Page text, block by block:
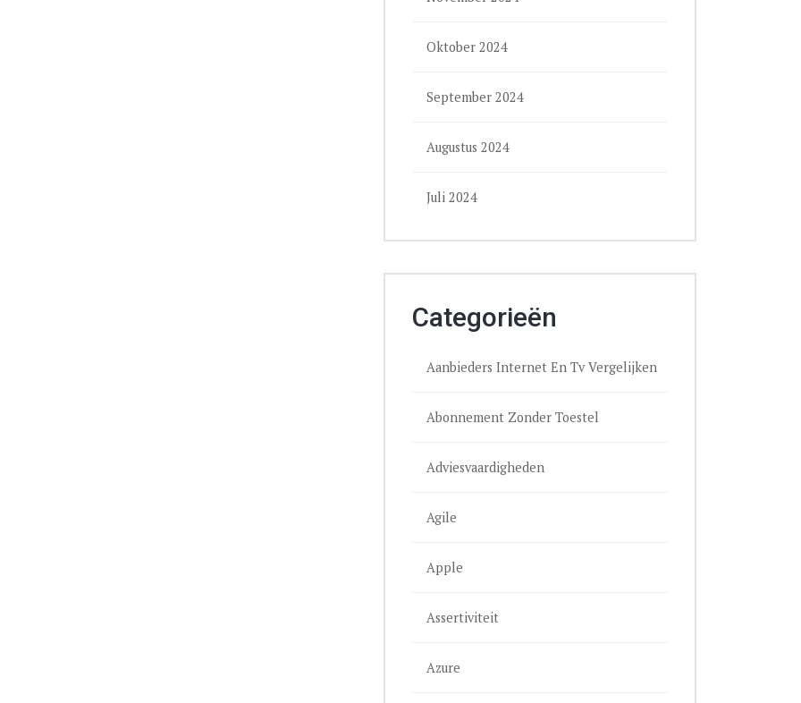
Oktober 2024
September 2024
Augustus 2024
Juli 2024
Categorieën
Aanbieders Internet En Tv Vergelijken
Abonnement Zonder Toestel
Adviesvaardigheden
Agile
Apple
Assertiviteit
Azure